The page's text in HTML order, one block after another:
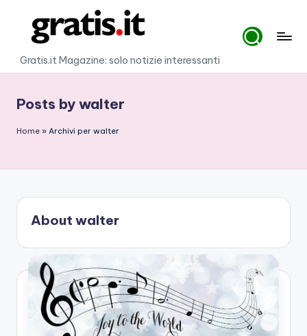
content
G
a
ti
.i
t
Gratis.it Magazine: solo notizie interessanti
Posts by walter
Home » Archivi per walter
About walter